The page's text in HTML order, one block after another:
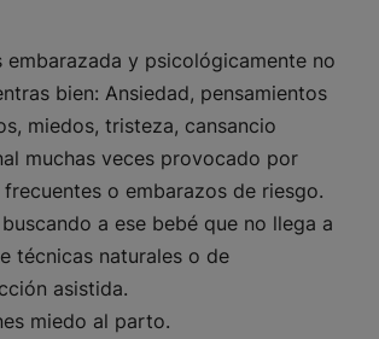
embarazada y psicológicamente no
bien: Ansiedad, pensamientos
miedos, tristeza, cansancio
muchas veces provocado por
o embarazos de riesgo.
a ese bebé que no llega a
técnicas naturales o de
asistida.
miedo al parto.